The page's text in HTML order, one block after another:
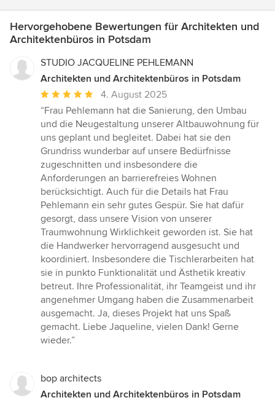
Hervorgehobene Bewertungen für Architekten und
Architektenbüros in Potsdam
STUDIO JACQUELINE PEHLEMANN
Architekten und Architektenbüros in Potsdam
Durchschnittliche
Bewertung:
5
von
5
Sternen
4. August 2025
“Frau Pehlemann hat die Sanierung, den Umbau
und die Neugestaltung unserer Altbauwohnung für
uns geplant und begleitet. Dabei hat sie den
Grundriss wunderbar auf unsere Bedürfnisse
zugeschnitten und insbesondere die
Anforderungen an barrierefreies Wohnen
berücksichtigt. Auch für die Details hat Frau
Pehlemann ein sehr gutes Gespür. Sie hat dafür
gesorgt, dass unsere Vision von unserer
Traumwohnung Wirklichkeit geworden ist. Sie hat
die Handwerker hervorragend ausgesucht und
koordiniert. Insbesondere die Tischlerarbeiten hat
sie in punkto Funktionalität und Ästhetik kreativ
betreut. Ihre Professionalität, ihr Teamgeist und ihr
angenehmer Umgang haben die Zusammenarbeit
ausgemacht. Ja, dieses Projekt hat uns Spaß
gemacht. Liebe Jaqueline, vielen Dank! Gerne
wieder.”
bop architects
Architekten und Architektenbüros in Potsdam